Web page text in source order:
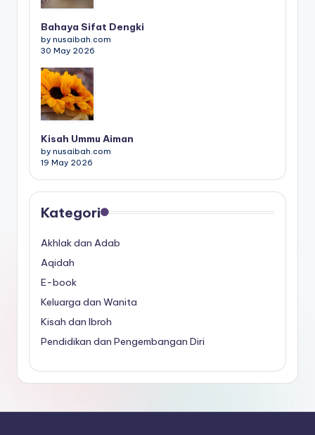
Bahaya Sifat Dengki
by nusaibah.com
30 May 2026
Kisah Ummu Aiman
by nusaibah.com
19 May 2026
Kategori
Akhlak dan Adab
Aqidah
E-book
Keluarga dan Wanita
Kisah dan Ibroh
Pendidikan dan Pengembangan Diri